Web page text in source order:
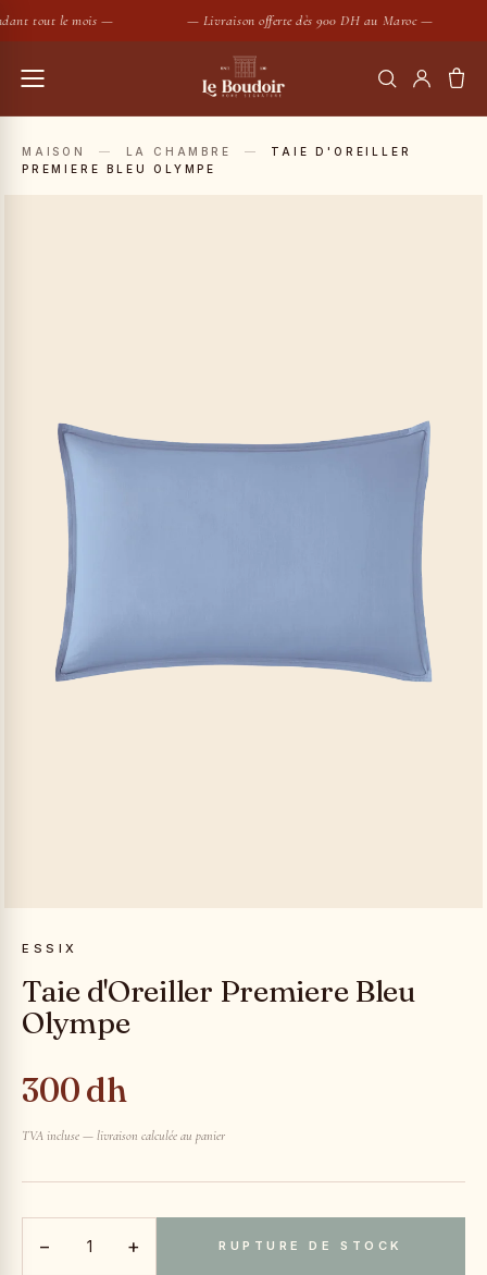
tout le mois — — Livraison offerte dès 900 DH au Maroc —
RECHERCHER
MAISON — LA CHAMBRE —
TAIE D'OREILLER
PREMIERE BLEU OLYMPE
ESSIX
Taie d'Oreiller Premiere Bleu
Olympe
300 dh
TVA incluse — livraison calculée au panier
− + RUPTURE DE STOCK